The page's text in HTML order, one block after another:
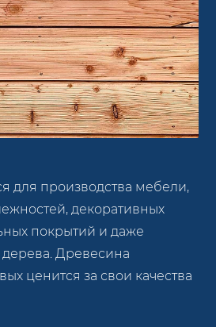
для производства мебели,
декоративных
покрытий и даже
дерева. Древесина
ценится за свои качества